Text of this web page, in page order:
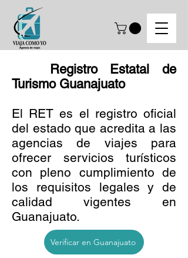
Registro Estatal de
Turismo Guanajuato
El RET es el registro oficial
del estado que acredita a las
agencias de viajes para
ofrecer servicios turísticos
con pleno cumplimiento de
los requisitos legales y de
calidad vigentes en
Guanajuato.
Verificar en Guanajuato